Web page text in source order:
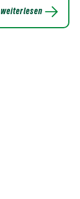
weiterlesen